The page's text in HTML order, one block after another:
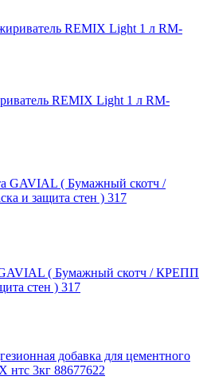
REMIX Light 1 л RM-
GAVIAL ( Бумажный скотч / КРЕПП
стен ) 317